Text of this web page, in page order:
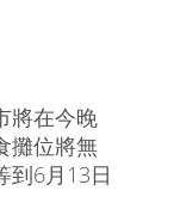
將在今晚
攤位將無
到6月13日